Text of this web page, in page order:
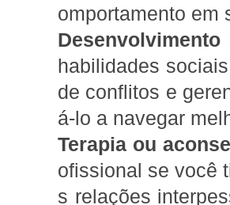
omportamento em
habilidades
de conflitos e
á-lo a navegar
Terapia ou
ofissional se você
s relações